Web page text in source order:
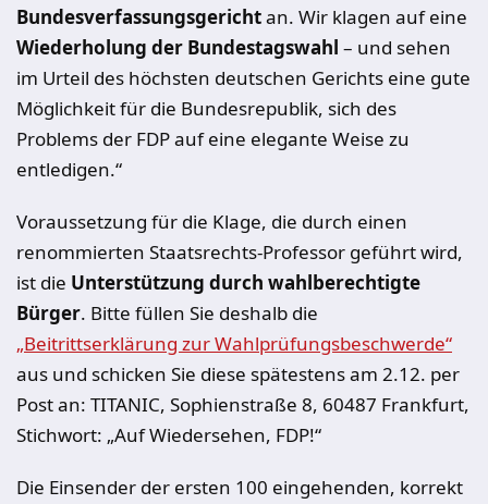
Bundesverfassungsgerichtan. Wir klagen auf eine
Wiederholung der Bundestagswahl – und sehen
im Urteil des höchsten deutschen Gerichts eine gute
Möglichkeit für die Bundesrepublik, sich des
Problems der FDP auf eine elegante Weise zu
entledigen.“
Voraussetzung für die Klage, die durch einen
renommierten Staatsrechts-Professor geführt wird,
ist die Unterstützung durch wahlberechtigte
Bürger. Bitte füllen Sie deshalb die
„Beitrittserklärung zur Wahlprüfungsbeschwerde“
aus und schicken Sie diese spätestens am 2.12. per
Post an: TITANIC, Sophienstraße 8, 60487 Frankfurt,
Stichwort: „Auf Wiedersehen, FDP!“
Die Einsender der ersten 100 eingehenden, korrekt